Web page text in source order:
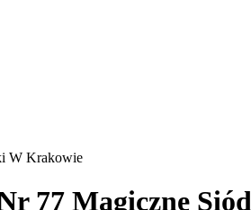
W Krakowie
77 Magiczne